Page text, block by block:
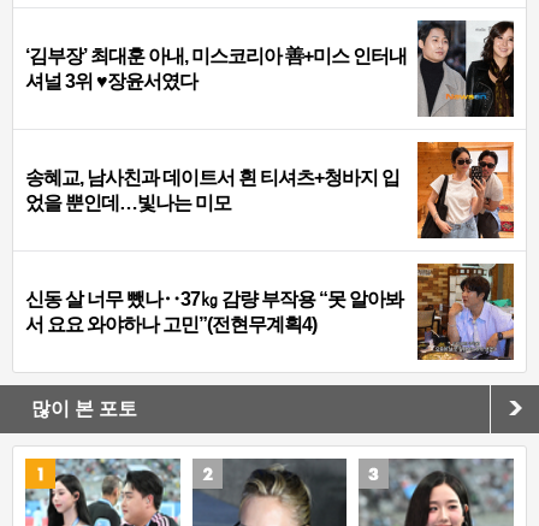
‘김부장’ 최대훈 아내, 미스코리아 善+미스 인터내
셔널 3위 ♥장윤서였다
송혜교, 남사친과 데이트서 흰 티셔츠+청바지 입
었을 뿐인데…빛나는 미모
신동 살 너무 뺐나‥37㎏ 감량 부작용 “못 알아봐
서 요요 와야하나 고민”(전현무계획4)
많이 본 포토